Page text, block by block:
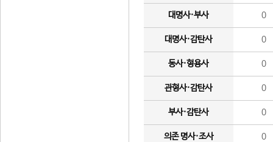
대명사·부사 0
대명사·감탄사 0
동사·형용사 0
관형사·감탄사 0
부사·감탄사 0
의존 명사·조사 0